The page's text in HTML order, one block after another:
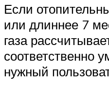
Если
или длиннее 7
газа
соответственно
нужный